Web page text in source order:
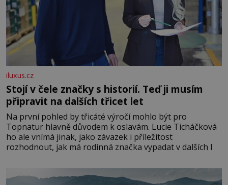
iluxus.cz
Stojí v čele značky s historií. Teď ji musím
připravit na dalších třicet let
Na první pohled by třicáté výročí mohlo být pro
Topnatur hlavně důvodem k oslavám. Lucie Ticháčková
ho ale vnímá jinak, jako závazek i příležitost
rozhodnout, jak má rodinná značka vypadat v dalších l